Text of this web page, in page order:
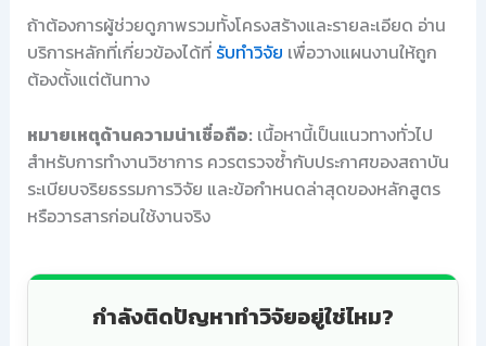
ถ้าต้องการผู้ช่วยดูภาพรวมทั้งโครงสร้างและรายละเอียด อ่าน
บริการหลักที่เกี่ยวข้องได้ที่ รับทำวิจัย เพื่อวางแผนงานให้ถูก
ต้องตั้งแต่ต้นทาง
หมายเหตุด้านความน่าเชื่อถือ: เนื้อหานี้เป็นแนวทางทั่วไป
สำหรับการทำงานวิชาการ ควรตรวจซ้ำกับประกาศของสถาบัน
ระเบียบจริยธรรมการวิจัย และข้อกำหนดล่าสุดของหลักสูตร
หรือวารสารก่อนใช้งานจริง
กำลังติดปัญหาทำวิจัยอยู่ใช่ไหม?